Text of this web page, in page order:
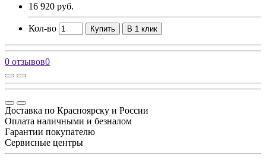
16 920 руб.
Кол-во Купить В 1 клик
0 отзывов0
Доставка по Красноярску и России
Оплата наличными и безналом
Гарантии покупателю
Сервисные центры